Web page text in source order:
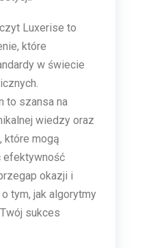
Luxerise to
które
w świecie
to szansa na
wiedzy oraz
które mogą
efektywność
okazji i
tym, jak algorytmy
sukces